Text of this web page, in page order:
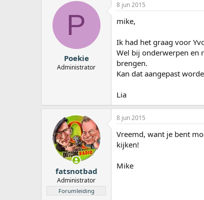
P
Poekie
Administrator
8 jun 2015
mike,
Ik had het graag voor
Wel bij onderwerpen en
brengen.
Kan dat aangepast
Lia
fatsnotbad
Administrator
Forumleiding
8 jun 2015
Vreemd, want je bent
kijken!
Mike